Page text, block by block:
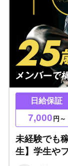
日給保証
7,000 円～
未経験でも
生】学生や